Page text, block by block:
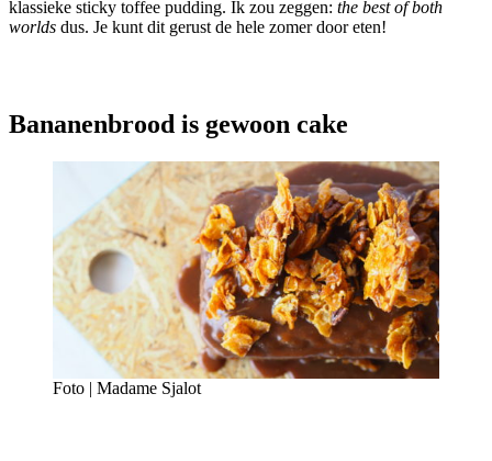
klassieke sticky toffee pudding. Ik zou zeggen: the best of both
worlds dus. Je kunt dit gerust de hele zomer door eten!
Bananenbrood is gewoon cake
Foto | Madame Sjalot